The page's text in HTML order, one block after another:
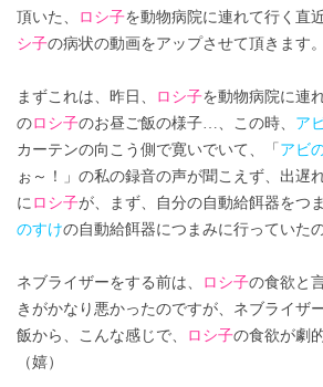
頂いた、
ロシ子を動物病院に連れて行く直
シ子の病状の動画をアップさせて頂きます。
まずこれは、昨日、 ロシ子を動物病院に連
のロシ子のお昼ご飯の様子…、この時、 ア
カーテンの向こう側で寛いでいて、「 アビ
ぉ～！」の私の録音の声が聞こえず、出遅
に ロシ子が、まず、自分の自動給餌器をつ
のすけの自動給餌器につまみに行っていたの
ネブライザーをする前は、 ロシ子の食欲と
きがかなり悪かったのですが、ネブライザ
飯から、こんな感じで、
ロシ子の食欲が劇
（嬉）